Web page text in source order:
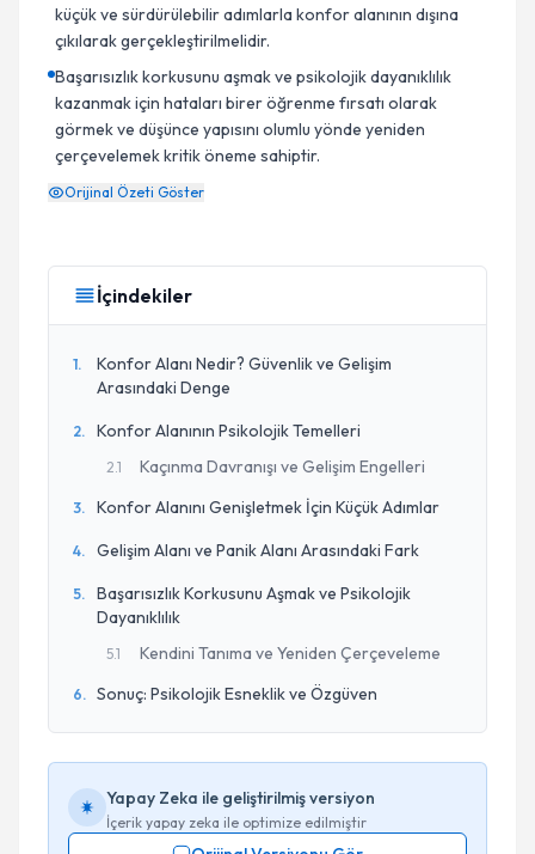
küçük ve sürdürülebilir adımlarla konfor alanının dışına
çıkılarak gerçekleştirilmelidir.
Başarısızlık korkusunu aşmak ve psikolojik dayanıklılık
kazanmak için hataları birer öğrenme fırsatı olarak
görmek ve düşünce yapısını olumlu yönde yeniden
çerçevelemek kritik öneme sahiptir.
Orijinal Özeti Göster
İçindekiler
1.
Konfor Alanı Nedir? Güvenlik ve Gelişim
Arasındaki Denge
2. Konfor Alanının Psikolojik Temelleri
2.1 Kaçınma Davranışı ve Gelişim Engelleri
3. Konfor Alanını Genişletmek İçin Küçük Adımlar
4. Gelişim Alanı ve Panik Alanı Arasındaki Fark
5.
Başarısızlık Korkusunu Aşmak ve Psikolojik
Dayanıklılık
5.1 Kendini Tanıma ve Yeniden Çerçeveleme
6. Sonuç: Psikolojik Esneklik ve Özgüven
Yapay Zeka ile geliştirilmiş versiyon
İçerik yapay zeka ile optimize edilmiştir